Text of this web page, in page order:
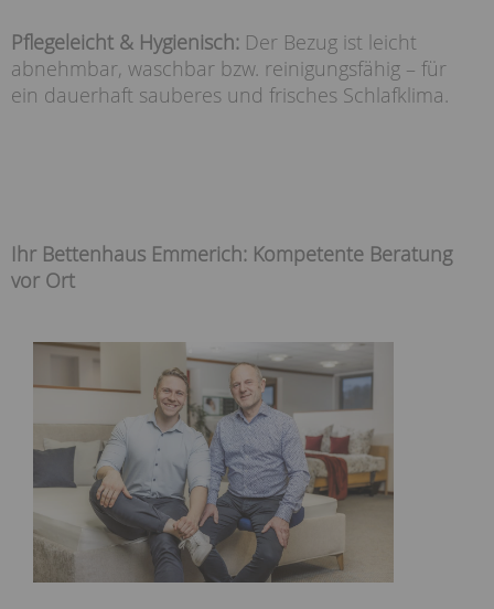
Pflegeleicht & Hygienisch: Der Bezug ist leicht
abnehmbar, waschbar bzw. reinigungsfähig – für
ein dauerhaft sauberes und frisches Schlafklima.
Ihr Bettenhaus Emmerich: Kompetente Beratung
vor Ort